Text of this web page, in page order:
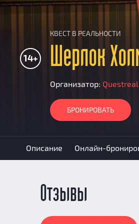
КВЕСТ В РЕАЛЬНОСТИ
Шерлок
14+
Организатор:
БРОНИРОВАТЬ
Описание Онлайн-
Отзывы